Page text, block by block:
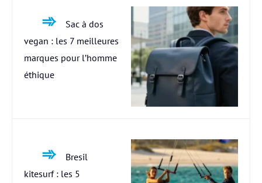
Sac à dos
vegan : les 7 meilleures
marques pour l’homme
éthique
Bresil
kitesurf : les 5